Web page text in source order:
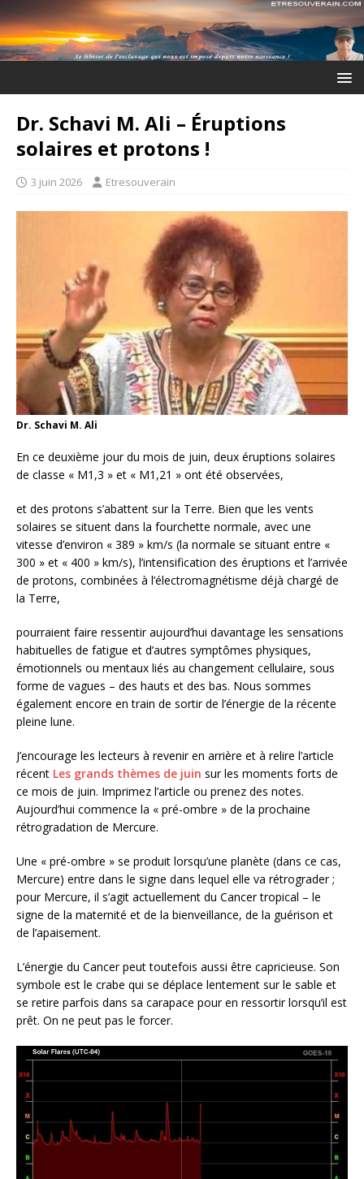
Dr. Schavi M. Ali – Éruptions
solaires et protons !
3 juin 2026 Etresouverain
Dr. Schavi M. Ali
En ce deuxième jour du mois de juin, deux éruptions solaires
de classe « M1,3 » et « M1,21 » ont été observées,
et des protons s’abattent sur la Terre. Bien que les vents
solaires se situent dans la fourchette normale, avec une
vitesse d’environ « 389 » km/s (la normale se situant entre «
300 » et « 400 » km/s), l’intensification des éruptions et l’arrivée
de protons, combinées à l’électromagnétisme déjà chargé de
la Terre,
pourraient faire ressentir aujourd’hui davantage les sensations
habituelles de fatigue et d’autres symptômes physiques,
émotionnels ou mentaux liés au changement cellulaire, sous
forme de vagues – des hauts et des bas. Nous sommes
également encore en train de sortir de l’énergie de la récente
pleine lune.
J’encourage les lecteurs à revenir en arrière et à relire l’article
récent Les grands thèmes de juin sur les moments forts de
ce mois de juin. Imprimez l’article ou prenez des notes.
Aujourd’hui commence la « pré-ombre » de la prochaine
rétrogradation de Mercure.
Une « pré-ombre » se produit lorsqu’une planète (dans ce cas,
Mercure) entre dans le signe dans lequel elle va rétrograder ;
pour Mercure, il s’agit actuellement du Cancer tropical – le
signe de la maternité et de la bienveillance, de la guérison et
de l’apaisement.
L’énergie du Cancer peut toutefois aussi être capricieuse. Son
symbole est le crabe qui se déplace lentement sur le sable et
se retire parfois dans sa carapace pour en ressortir lorsqu’il est
prêt. On ne peut pas le forcer.